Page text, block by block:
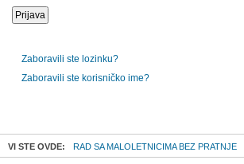
Zaboravili ste lozinku?
Zaboravili ste korisničko ime?
VI STE OVDE: RAD SA MALOLETNICIMA BEZ PRATNJE